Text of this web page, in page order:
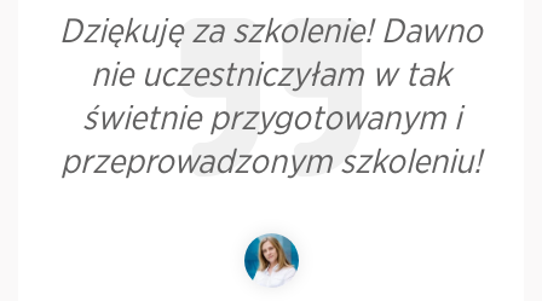
Dziękuję za szkolenie! Dawno
nie uczestniczyłam w tak
świetnie przygotowanym i
przeprowadzonym szkoleniu!